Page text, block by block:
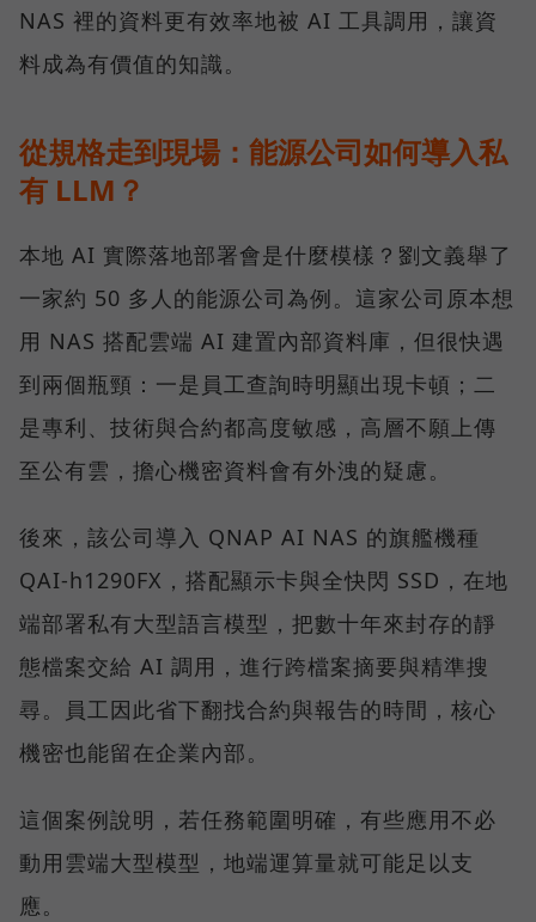
NAS 裡的資料更有效率地被 AI 工具調用，讓資
料成為有價值的知識。
從規格走到現場：能源公司如何導入私
有 LLM？
本地 AI 實際落地部署會是什麼模樣？劉文義舉了
一家約 50 多人的能源公司為例。這家公司原本想
用 NAS 搭配雲端 AI 建置內部資料庫，但很快遇
到兩個瓶頸：一是員工查詢時明顯出現卡頓；二
是專利、技術與合約都高度敏感，高層不願上傳
至公有雲，擔心機密資料會有外洩的疑慮。
後來，該公司導入 QNAP AI NAS 的旗艦機種
QAI-h1290FX，搭配顯示卡與全快閃 SSD，在地
端部署私有大型語言模型，把數十年來封存的靜
態檔案交給 AI 調用，進行跨檔案摘要與精準搜
尋。員工因此省下翻找合約與報告的時間，核心
機密也能留在企業內部。
這個案例說明，若任務範圍明確，有些應用不必
動用雲端大型模型，地端運算量就可能足以支
應。